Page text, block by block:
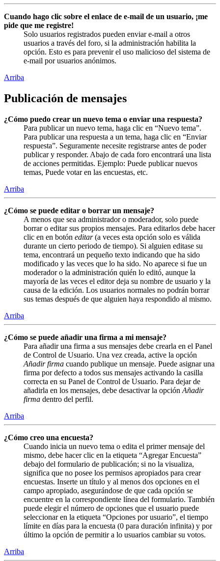
Cuando hago clic sobre el enlace de e-mail de un usuario, ¡me
pide que me registre!
Solo usuarios registrados pueden enviar e-mail a otros
usuarios a través del foro, si la administración habilita la
opción. Esto es para prevenir el uso malicioso del sistema de
e-mail por usuarios anónimos.
Arriba
Publicación de mensajes
¿Cómo puedo crear un nuevo tema o enviar una respuesta?
Para publicar un nuevo tema, haga clic en “Nuevo tema”.
Para publicar una respuesta a un tema, haga clic en “Enviar
respuesta”. Seguramente necesite registrarse antes de poder
publicar y responder. Abajo de cada foro encontrará una lista
de acciones permitidas. Ejemplo: Puede publicar nuevos
temas, Puede votar en las encuestas, etc.
Arriba
¿Cómo se puede editar o borrar un mensaje?
A menos que sea administrador o moderador, solo puede
borrar o editar sus propios mensajes. Para editarlos debe hacer
clic en en botón editar(a veces esta opción solo es válida
durante un cierto periodo de tiempo). Si alguien editase su
tema, encontrará un pequeño texto indicando que ha sido
modificado y las veces que lo ha sido. No aparece si fue un
moderador o la administración quién lo editó, aunque la
mayoría de las veces el editor deja su nombre de usuario y la
causa de la edición. Los usuarios normales no podrán borrar
sus temas después de que alguien haya respondido al mismo.
Arriba
¿Cómo se puede añadir una firma a mi mensaje?
Para añadir una firma a sus mensajes debe crearla en el Panel
de Control de Usuario. Una vez creada, active la opción
Añadir firma cuando publique un mensaje. Puede asignar una
firma por defecto a todos sus mensajes activando la casilla
correcta en su Panel de Control de Usuario. Para dejar de
añadirla en los mensajes, debe desactivar la opción Añadir
firma dentro del perfil.
Arriba
¿Cómo creo una encuesta?
Cuando inicia un nuevo tema o edita el primer mensaje del
mismo, debe hacer clic en la etiqueta “Agregar Encuesta”
debajo del formulario de publicación; si no la visualiza,
significa que no posee los permisos apropiados para crear
encuestas. Inserte un título y al menos dos opciones en el
campo apropiado, asegurándose de que cada opción se
encuentre en la correspondiente línea del formulario. También
puede elegir el número de opciones que el usuario puede
seleccionar en la etiqueta “Opciones por usuario”, el tiempo
límite en días para la encuesta (0 para duración infinita) y por
último la opción de permitir a lo usuarios cambiar su votos.
Arriba